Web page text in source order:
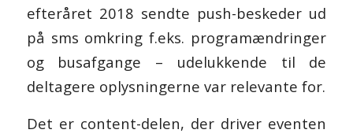
efteråret 2018 sendte push-beskeder ud
på sms omkring f.eks. programændringer
og busafgange – udelukkende til de
deltagere oplysningerne var relevante for.
Det er content-delen, der driver eventen